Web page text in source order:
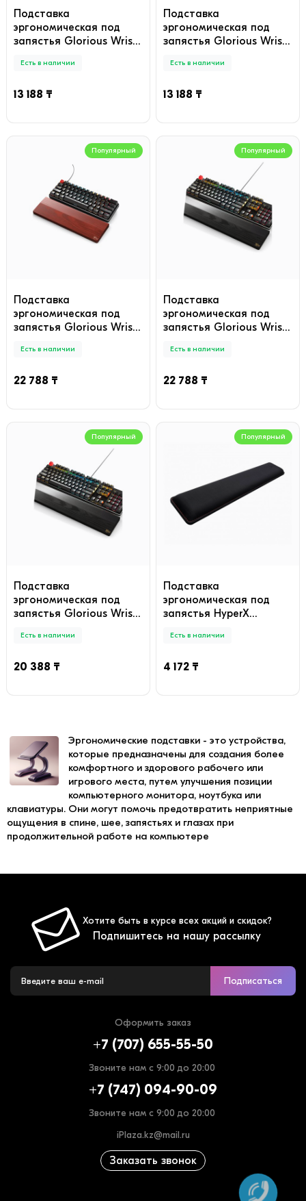
Подставка
эргономическая под
запястья Glorious Wrist
Есть в наличии
13 188 ₸
Подставка
эргономическая под
запястья Glorious Wrist
(GWR-87-STEALTH)
Есть в наличии
13 188 ₸
Популярный
Подставка
эргономическая под
запястья Glorious Wrist
100-BROWN)
Есть в наличии
22 788 ₸
Популярный
Подставка
эргономическая под
запястья Glorious Wrist
100-DARK)
Есть в наличии
22 788 ₸
Популярный
Подставка
эргономическая под
запястья Glorious Wrist
DARK)
Есть в наличии
20 388 ₸
Популярный
Подставка
эргономическая под
запястья HyperX
(Mouse) черный
Есть в наличии
4 172 ₸
Эргономические подставки - это устройства,
которые предназначены для создания более
комфортного и здорового рабочего или
игрового места, путем улучшения позиции
компьютерного монитора, ноутбука или
клавиатуры. Они могут помочь предотвратить неприятные
ощущения в спине, шее, запястьях и глазах при
продолжительной работе на компьютере
Хотите быть в курсе всех акций и скидок?
Подпишитесь на нашу рассылку
Подписаться
Оформить заказ
+7 (707) 655-55-50
Звоните нам с 9:00 до 20:00
+7 (747) 094-90-09
Звоните нам с 9:00 до 20:00
iPlaza.kz@mail.ru
Заказать звонок